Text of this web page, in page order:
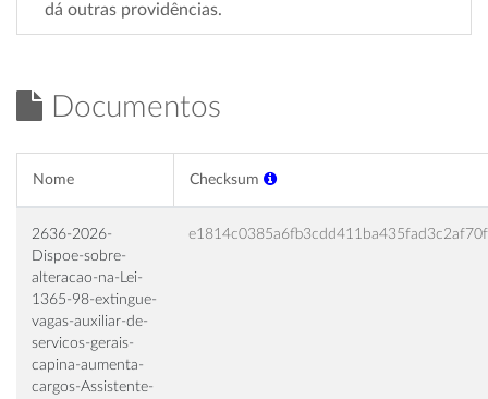
dá outras providências.
Documentos
Nome Checksum
2636-2026-
Dispoe-sobre-
alteracao-na-Lei-
1365-98-extingue-
vagas-auxiliar-de-
servicos-gerais-
capina-aumenta-
cargos-Assistente-